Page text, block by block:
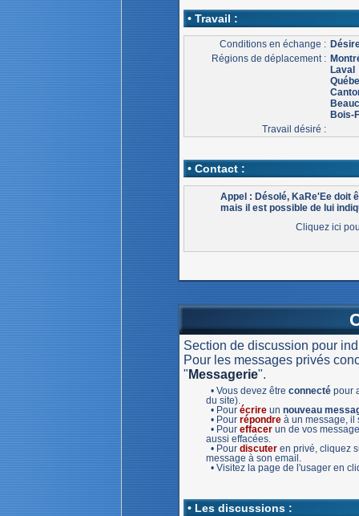
• Travail :
Conditions en échange :
Régions de déplacement :
Laval
Bois-
Travail désiré :
• Contact :
Appel : Désolé, KaRe'Ee doit
mais il est possible de lui
Cliquez ici
Section de discussion pour
Pour les messages privés
" Messagerie".
• Vous devez être connectépour
du site).
• Pour écrireun nouveau
• Pour répondreà un message, il
• Pour effacerun de vos
aussi effacées.
• Pour discuteren privé, cliquez
message à son email.
• Visitez la page de l'usager en
• Les discussions :